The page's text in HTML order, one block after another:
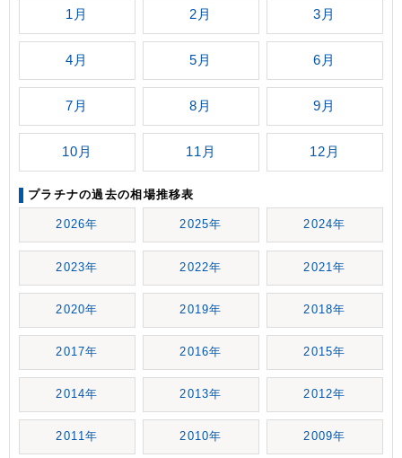
1月 2月 3月
4月 5月 6月
7月 8月 9月
10月 11月 12月
プラチナの過去の相場推移表
2026年 2025年 2024年
2023年 2022年 2021年
2020年 2019年 2018年
2017年 2016年 2015年
2014年 2013年 2012年
2011年 2010年 2009年